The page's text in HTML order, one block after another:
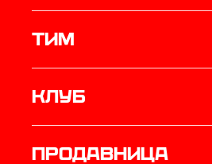
ТИМ
Клуб
продавница